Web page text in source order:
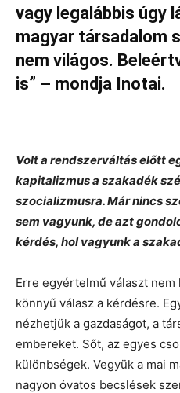
vagy legalábbis úgy
magyar társadalom
nem világos.
is” – mondja Inotai.
Volt a rendszerváltás előtt
kapitalizmus a szakadék
szocializmusra. Már nincs
sem vagyunk, de azt
kérdés, hol vagyunk a
Erre egyértelmű választ nem
könnyű válasz a kérdésre.
nézhetjük a gazdaságot, a
embereket. Sőt, az egyes
különbségek. Vegyük a mai
nagyon óvatos becslések